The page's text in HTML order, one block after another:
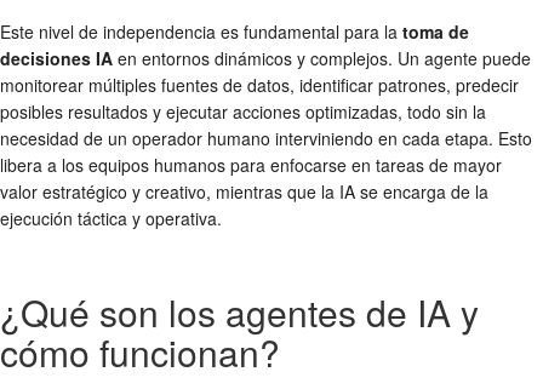
Este nivel de independencia es fundamental para la toma de
decisiones IA en entornos dinámicos y complejos. Un agente puede
monitorear múltiples fuentes de datos, identificar patrones, predecir
posibles resultados y ejecutar acciones optimizadas, todo sin la
necesidad de un operador humano interviniendo en cada etapa. Esto
libera a los equipos humanos para enfocarse en tareas de mayor
valor estratégico y creativo, mientras que la IA se encarga de la
ejecución táctica y operativa.
¿Qué son los agentes de IA y
cómo funcionan?